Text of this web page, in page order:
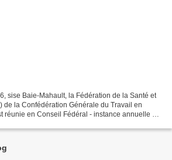
sise Baie-Mahault, la Fédération de la Santé et
de la Confédération Générale du Travail en
réunie en Conseil Fédéral - instance annuelle et